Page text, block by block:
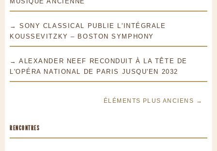
→ SONY CLASSICAL PUBLIE L'INTÉGRALE
KOUSSEVITZKY – BOSTON SYMPHONY
→ ALEXANDER NEEF RECONDUIT À LA TÊTE DE
L'OPÉRA NATIONAL DE PARIS JUSQU'EN 2032
ÉLÉMENTS PLUS ANCIENS →
RENCONTRES